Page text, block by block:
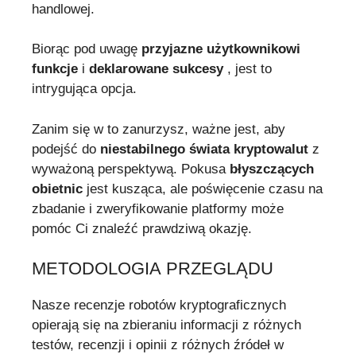
handlowej.
Biorąc pod uwagę przyjazne użytkownikowi
funkcje i deklarowane sukcesy, jest to
intrygująca opcja.
Zanim się w to zanurzysz, ważne jest, aby
podejść do niestabilnego świata kryptowalut z
wyważoną perspektywą. Pokusa błyszczących
obietnic jest kusząca, ale poświęcenie czasu na
zbadanie i zweryfikowanie platformy może
pomóc Ci znaleźć prawdziwą okazję.
METODOLOGIA PRZEGLĄDU
Nasze recenzje robotów kryptograficznych
opierają się na zbieraniu informacji z różnych
testów, recenzji i opinii z różnych źródeł w